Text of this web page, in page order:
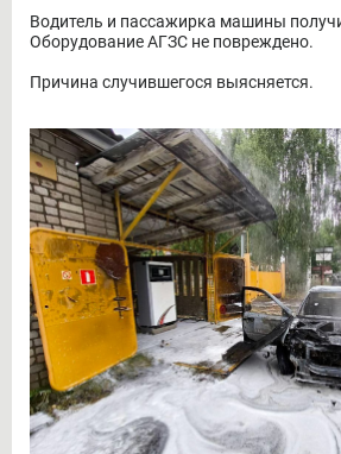
Водитель и пассажирка машины
Оборудование АГЗС не повреждено.
Причина случившегося выясняется.